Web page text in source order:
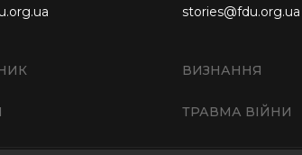
ВИЗНАННЯ
ТРАВМА ВІЙНИ
stories@fdu.org.ua